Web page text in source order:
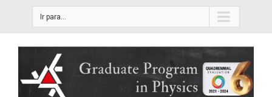
Ir para...